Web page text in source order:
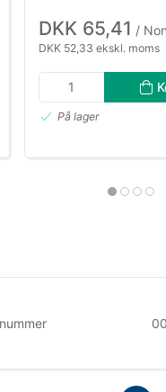
DKK 65,41 /
DKK 52,33 ekskl. moms
På lager